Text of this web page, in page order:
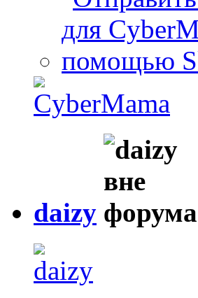
daizy